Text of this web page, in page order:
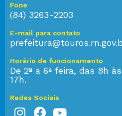
Fone
(84) 3263-2203
E-mail para contato
Horário de funcionamento
De 2ª a 6ª feira, das 8h
17h.
Redes Sociais